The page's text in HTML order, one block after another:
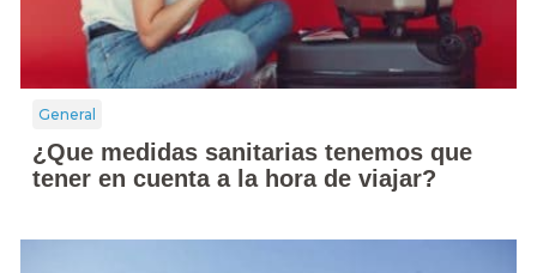
General
¿Que medidas sanitarias tenemos que
tener en cuenta a la hora de viajar?